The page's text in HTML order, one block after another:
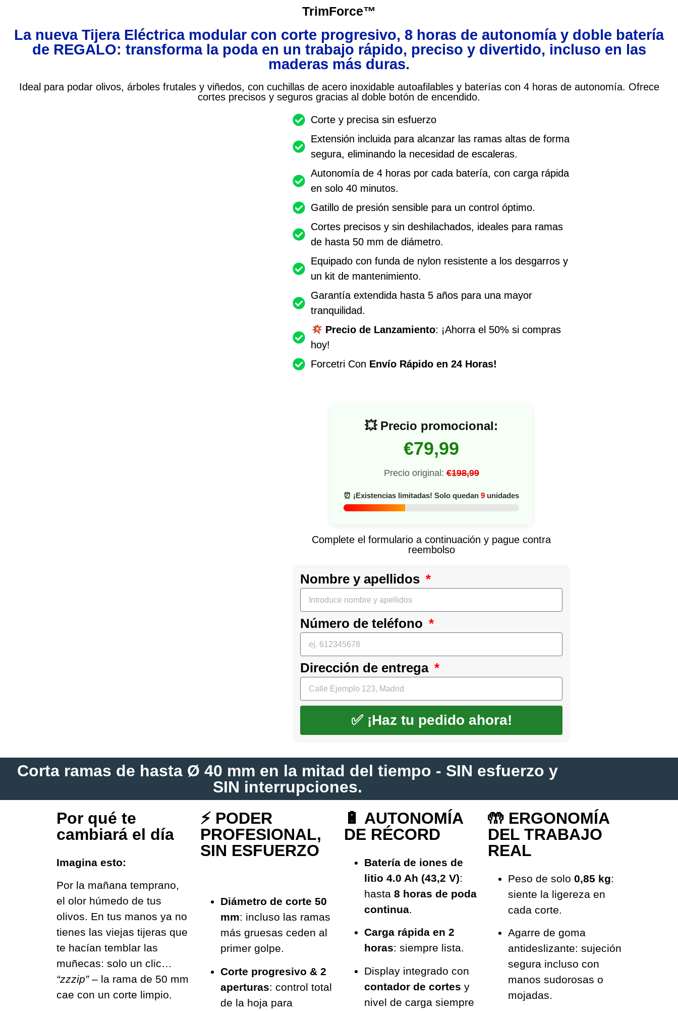
TrimForce™
La nueva Tijera Eléctrica modular con corte progresivo, 8 horas de autonomía y doble batería
de REGALO: transforma la poda en un trabajo rápido, preciso y divertido, incluso en las
maderas más duras.
Ideal para podar olivos, árboles frutales y viñedos, con cuchillas de acero inoxidable autoafilables y baterías con 4 horas de autonomía. Ofrece
cortes precisos y seguros gracias al doble botón de encendido.
Corte y precisa sin esfuerzo
Extensión incluida para alcanzar las ramas altas de forma
segura, eliminando la necesidad de escaleras.
Autonomía de 4 horas por cada batería, con carga rápida
en solo 40 minutos.
Gatillo de presión sensible para un control óptimo.
Cortes precisos y sin deshilachados, ideales para ramas
de hasta 50 mm de diámetro.
Equipado con funda de nylon resistente a los desgarros y
un kit de mantenimiento.
Garantía extendida hasta 5 años para una mayor
tranquilidad.
Precio de Lanzamiento: ¡Ahorra el 50% si compras
hoy!
Forcetri Con Envío Rápido en 24 Horas!
💥 Precio promocional:
€79,99
Precio original: €198,99
⏰ ¡Existencias limitadas! Solo quedan 9 unidades
Complete el formulario a continuación y pague contra
reembolso
Nombre y apellidos
Número de teléfono
Dirección de entrega
✅ ¡Haz tu pedido ahora!
Corta ramas de hasta Ø 40 mm en la mitad del tiempo - SIN esfuerzo y
SIN interrupciones.
Por qué te
cambiará el día
Imagina esto:
Por la mañana temprano,
el olor húmedo de tus
olivos. En tus manos ya no
tienes las viejas tijeras que
te hacían temblar las
muñecas: solo un clic…
“zzzip”– la rama de 50 mm
cae con un corte limpio.
⚡ PODER
PROFESIONAL,
SIN ESFUERZO
Diámetro de corte 50
mm: incluso las ramas
más gruesas ceden al
primer golpe.
Corte progresivo & 2
aperturas: control total
de la hoja para
🔋 AUTONOMÍA
DE RÉCORD
Batería de iones de
litio 4.0 Ah (43,2 V):
hasta 8 horas de poda
continua.
Carga rápida en 2
horas: siempre lista.
Display integrado con
contador de cortes y
nivel de carga siempre
🤲 ERGONOMÍA
DEL TRABAJO
REAL
Peso de solo 0,85 kg:
siente la ligereza en
cada corte.
Agarre de goma
antideslizante: sujeción
segura incluso con
manos sudorosas o
mojadas.